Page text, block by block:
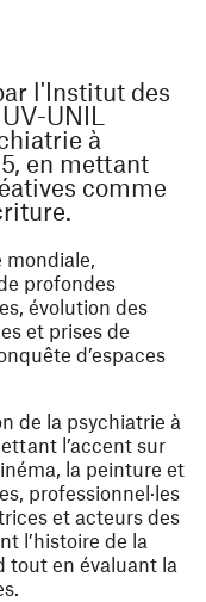
l'Institut des
UNIL
à
en mettant
comme
mondiale,
profondes
évolution des
et prises de
d’espaces
de la psychiatrie à
l’accent sur
la peinture et
professionnel·les
et acteurs des
l’histoire de la
tout en évaluant la